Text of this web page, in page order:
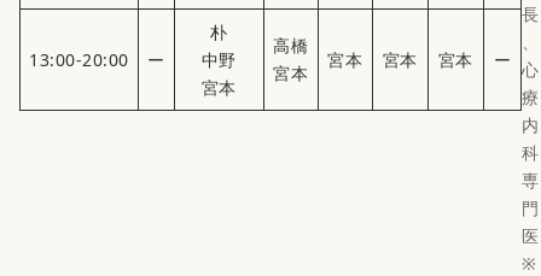
13:00-20:00 ー
朴
中野
宮本
高橋
宮本
宮本 宮本 宮本 ー
長
心
療
内
科
専
門
医
※